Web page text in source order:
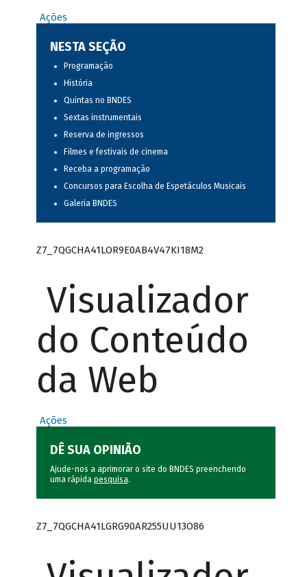
Ações
NESTA SEÇÃO
Programação
História
Quintas no BNDES
Sextas instrumentais
Reserva de ingressos
Filmes e festivais de cinema
Receba a programação
Concursos para Escolha de Espetáculos Musicais
Galeria BNDES
Z7_7QGCHA41LOR9E0AB4V47KI18M2
Visualizador
do Conteúdo
da Web
Ações
DÊ SUA OPINIÃO
Ajude-nos a aprimorar o site do BNDES preenchendo
uma rápida pesquisa.
Z7_7QGCHA41LGRG90AR255UU13O86